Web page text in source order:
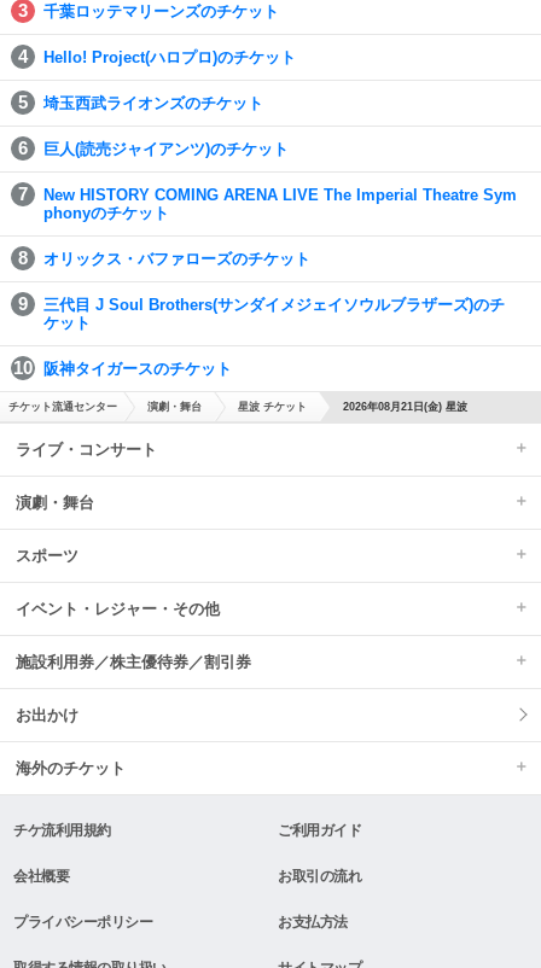
千葉ロッテマリーンズのチケット
Hello! Project(ハロプロ)のチケット
埼玉西武ライオンズのチケット
巨人(読売ジャイアンツ)のチケット
New HISTORY COMING ARENA LIVE The Imperial Theatre Sym
phonyのチケット
オリックス・バファローズのチケット
三代目 J Soul Brothers(サンダイメジェイソウルブラザーズ)のチ
ケット
阪神タイガースのチケット
チケット流通センター 演劇・舞台 星波 チケット 2026年08月21日(金) 星波
ライブ・コンサート
演劇・舞台
スポーツ
イベント・レジャー・その他
施設利用券／株主優待券／割引券
お出かけ
海外のチケット
チケ流利用規約 ご利用ガイド
会社概要 お取引の流れ
プライバシーポリシー お支払方法